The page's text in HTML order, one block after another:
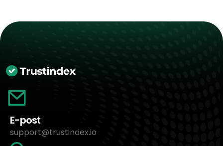
E-post
support@trustindex.io